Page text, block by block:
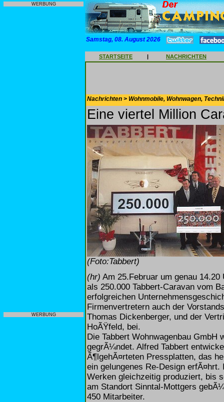
WERBUNG
WERBUNG
Samstag, 08. August 2026
STARTSEITE | NACHRICHTEN
Nachrichten > Wohnmobile, Wohnwagen,
Eine viertel Million
(Foto:Tabbert)
(hr) Am 25.Februar um genau
als 250.000 Tabbert-Caravan vom
erfolgreichen
Firmenvertretern auch der
Thomas Dickenberger, und der
HoÃŸfeld, bei.
Die Tabbert Wohnwagenbau GmbH
gegrÃ¼ndet. Alfred Tabbert
Ã¶lgehÃ¤rteten Pressplatten, das
ein gelungenes Re-Design
Werken gleichzeitig produziert, bis
am Standort Sinntal-Mottgers
450 Mitarbeiter.